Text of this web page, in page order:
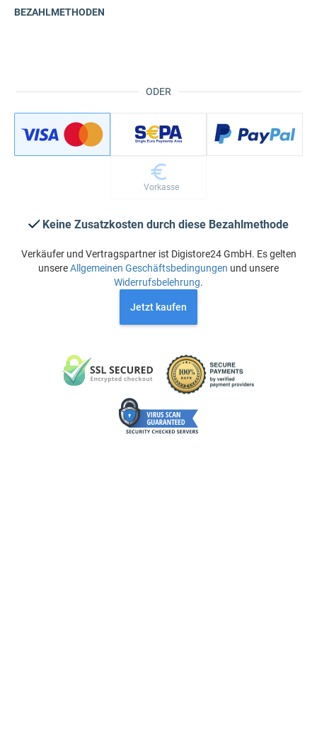
ODER
BEZAHLMETHODEN
Vorkasse
Keine Zusatzkosten durch diese Bezahlmethode
Verkäufer und Vertragspartner ist Digistore24 GmbH. Es gelten
unsereAllgemeinen Geschäftsbedingungen und unsere
Widerrufsbelehrung.
Jetzt kaufen